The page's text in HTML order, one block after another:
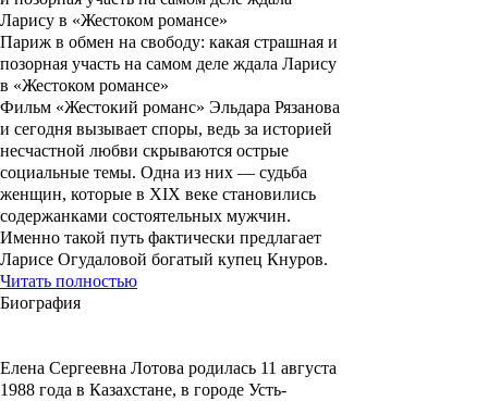
Париж в обмен на свободу: какая страшная и
позорная участь на самом деле ждала Ларису
в «Жестоком романсе»
Фильм «Жестокий романс» Эльдара Рязанова
и сегодня вызывает споры, ведь за историей
несчастной любви скрываются острые
социальные темы. Одна из них — судьба
женщин, которые в XIX веке становились
содержанками состоятельных мужчин.
Именно такой путь фактически предлагает
Ларисе Огудаловой богатый купец Кнуров.
Читать полностью
Биография
Елена Сергеевна Лотова родилась 11 августа
1988 года в Казахстане, в городе Усть-